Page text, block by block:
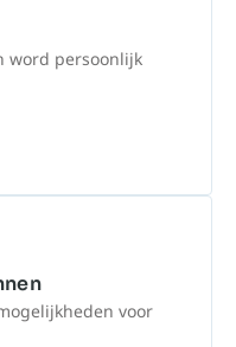
word persoonlijk
voor